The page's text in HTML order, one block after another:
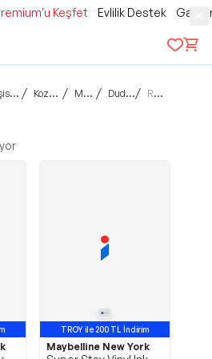
Keşfet Evlilik Destek
/ Kozmetik / Makyaj / Dudaklar / Rujlar
TROY ile 200 TL İndirim
Maybelline New York